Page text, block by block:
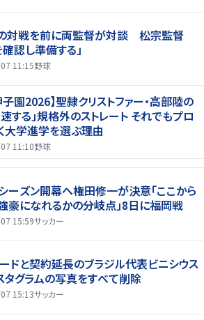
対戦を前に両監督が対談 松宗監督
確認し準備する」
11:15野球
子園2026】聖隷クリストファー・高部陸の
速する」規格外のストレート それでもプロ
大学進学を選ぶ理由
11:10野球
シーズン開幕へ権田修一が決意「ここから
豪になれるかの分岐点」8日に福岡戦
15:59サッカー
ドと契約延長のブラジル代表ビニシウス
タグラムの写真をすべて削除
15:13サッカー